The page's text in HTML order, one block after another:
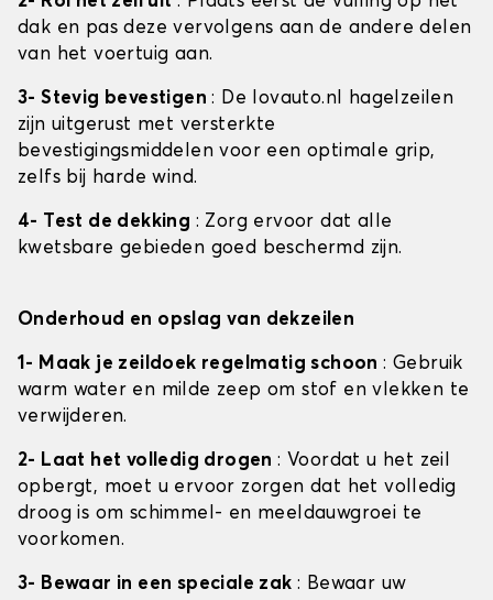
dak en pas deze vervolgens aan de andere delen
van het voertuig aan.
3- Stevig bevestigen: De lovauto.nl hagelzeilen
zijn uitgerust met versterkte
bevestigingsmiddelen voor een optimale grip,
zelfs bij harde wind.
4- Test de dekking : Zorg ervoor dat alle
kwetsbare gebieden goed beschermd zijn.
Onderhoud en opslag van dekzeilen
1- Maak je zeildoek regelmatig schoon: Gebruik
warm water en milde zeep om stof en vlekken te
verwijderen.
2- Laat het volledig drogen: Voordat u het zeil
opbergt, moet u ervoor zorgen dat het volledig
droog is om schimmel- en meeldauwgroei te
voorkomen.
3- Bewaar in een speciale zak : Bewaar uw